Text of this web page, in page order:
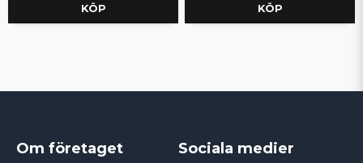
KÖP KÖP
Om företaget Sociala medier